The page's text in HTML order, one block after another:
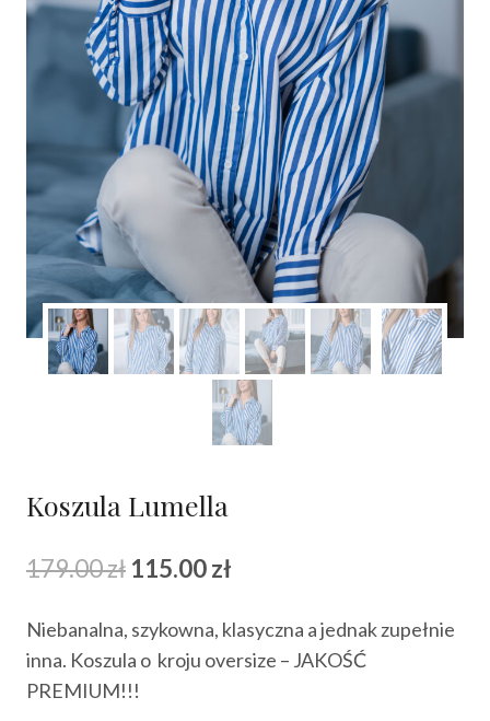
Koszula Lumella
179.00zł Pierwotna
wynosiła:
179.00 zł.
115.00zł
wynosi:
Niebanalna, szykowna, klasyczna a jednak zupełnie
inna. Koszula o kroju oversize – JAKOŚĆ
PREMIUM!!!